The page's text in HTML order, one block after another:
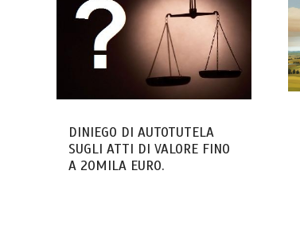
DINIEGO DI AUTOTUTELA
SUGLI ATTI DI VALORE FINO
A 20MILA EURO.